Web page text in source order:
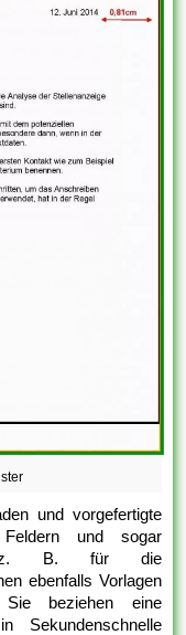
und vorgefertigte
und sogar
z. B. für die
ebenfalls Vorlagen
Sie beziehen eine